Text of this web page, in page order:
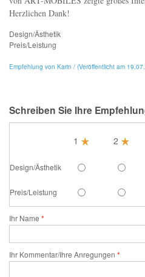
Herzlichen Dank!
Design/Ästhetik
Preis/Leistung
Empfehlung von Karin / (Veröffentlicht am
Schreiben Sie Ihre
1 2
Design/Ästhetik
Preis/Leistung
Ihr Name
Ihr Kommentar/Ihre Anregungen